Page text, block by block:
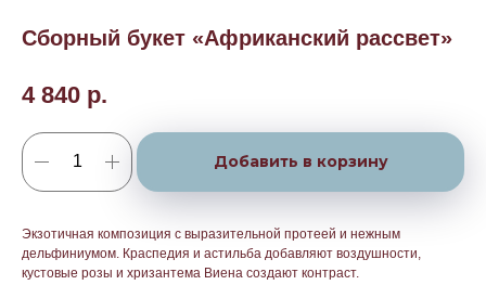
Сборный букет «Африканский рассвет»
4 840 р.
Добавить в корзину
Экзотичная композиция с выразительной протеей и нежным
дельфиниумом. Краспедия и астильба добавляют воздушности,
кустовые розы и хризантема Виена создают контраст.